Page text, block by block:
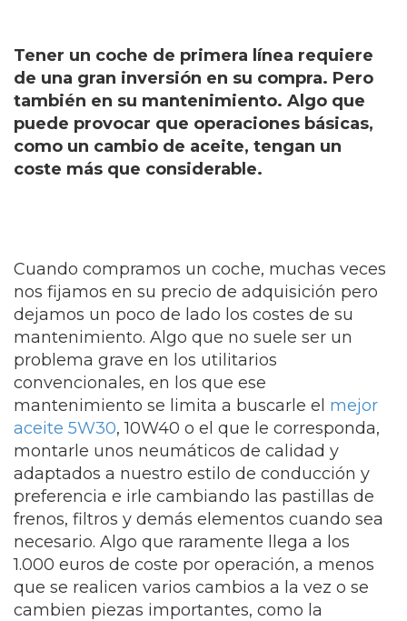
Tener un coche de primera línea requiere
de una gran inversión en su compra. Pero
también en su mantenimiento. Algo que
puede provocar que operaciones básicas,
como un cambio de aceite, tengan un
coste más que considerable.
Cuando compramos un coche, muchas veces
nos fijamos en su precio de adquisición pero
dejamos un poco de lado los costes de su
mantenimiento. Algo que no suele ser un
problema grave en los utilitarios
convencionales, en los que ese
mantenimiento se limita a buscarle el mejor
aceite 5W30, 10W40 o el que le corresponda,
montarle unos neumáticos de calidad y
adaptados a nuestro estilo de conducción y
preferencia e irle cambiando las pastillas de
frenos, filtros y demás elementos cuando sea
necesario. Algo que raramente llega a los
1.000 euros de coste por operación, a menos
que se realicen varios cambios a la vez o se
cambien piezas importantes, como la